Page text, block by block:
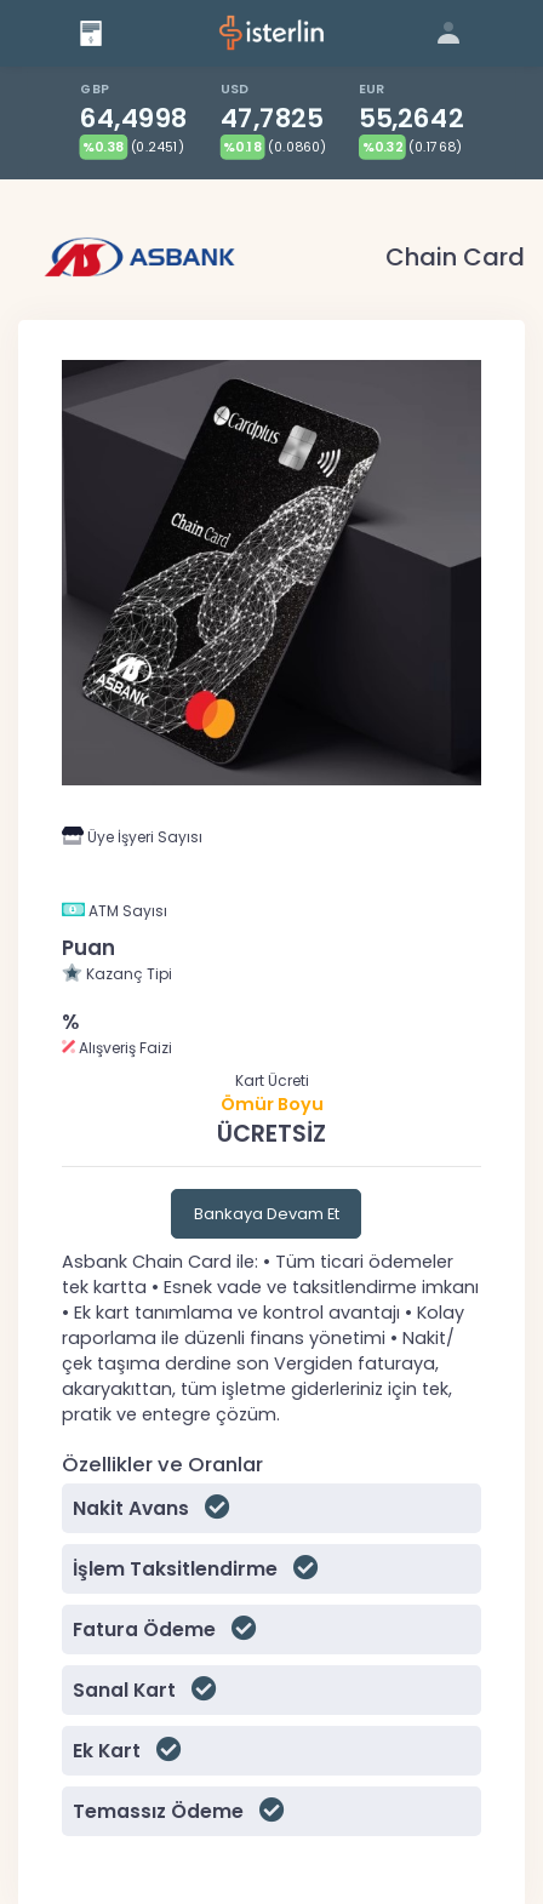
| Blog | Giriş
GBP
64,4998
%0.38 (0.2451)
USD
47,7825
%0.18 (0.0860)
EUR
55,2642
%0.32 (0.1768)
Chain Card
Üye İşyeri Sayısı
ATM Sayısı
Puan
Kazanç Tipi
%
Alışveriş Faizi
Kart Ücreti
Ömür Boyu
ÜCRETSİZ
Bankaya Devam Et
Asbank Chain Card ile: •⁠ ⁠Tüm ticari ödemeler
tek kartta •⁠ ⁠Esnek vade ve taksitlendirme imkanı
•⁠ ⁠Ek kart tanımlama ve kontrol avantajı •⁠ ⁠Kolay
raporlama ile düzenli finans yönetimi •⁠ ⁠Nakit/
çek taşıma derdine son Vergiden faturaya,
akaryakıttan, tüm işletme giderleriniz için tek,
pratik ve entegre çözüm.
Özellikler ve Oranlar
Nakit Avans
İşlem Taksitlendirme
Fatura Ödeme
Sanal Kart
Ek Kart
Temassız Ödeme